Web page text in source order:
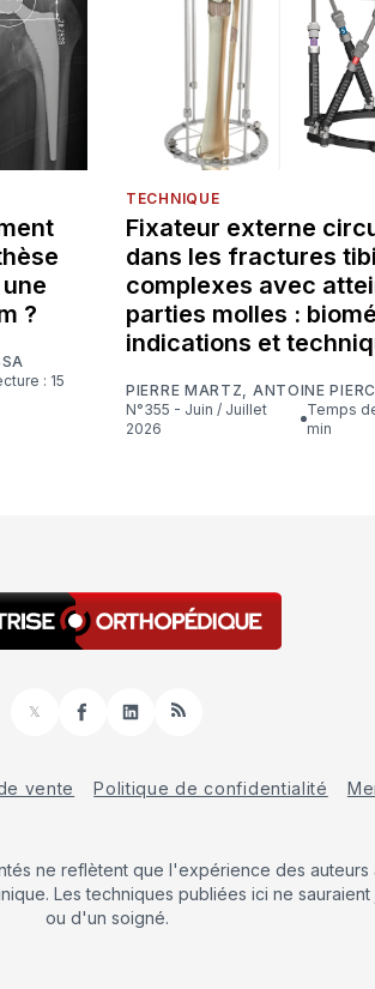
?
TECHNIQUE
Fixateur externe
dans les fractures
complexes avec
parties molles :
indications et
PIERRE MARTZ
ANTOINE
N°355 - Juin / Juillet
2026
Temps de lecture : 16
min
𝕏
FacebookLinkedInRSS
vente Politique de confidentialité
ne reflètent que l'expérience des
Les techniques publiées ici ne
ou d'un soigné.